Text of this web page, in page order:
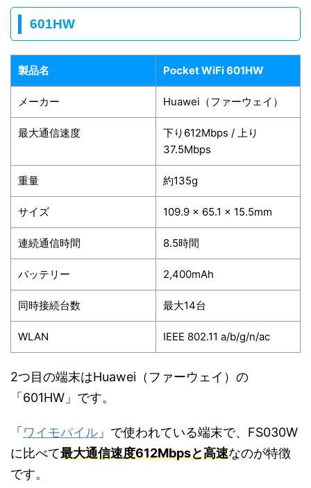
601HW
製品名 Pocket WiFi 601HW
メーカー Huawei（ファーウェイ）
最大通信速度
下り612Mbps / 上り
37.5Mbps
重量 約135g
サイズ 109.9 x 65.1 x 15.5mm
連続通信時間 8.5時間
バッテリー 2,400mAh
同時接続台数 最大14台
WLAN IEEE 802.11 a/b/g/n/ac
2つ目の端末はHuawei（ファーウェイ）の
「601HW」です。
「 ワイモバイル 」で使われている端末で、FS030W
に比べて最大通信速度612Mbpsと高速なのが特徴
です。